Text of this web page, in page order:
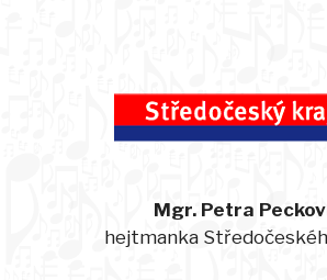
Mgr. Petra
hejtmanka